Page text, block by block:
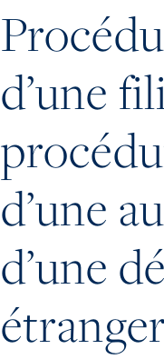
d’une
d’une
d’une